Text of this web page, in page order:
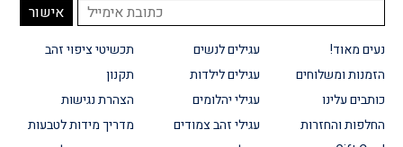
נעים מאוד!
הזמנות ומשלוחים
כותבים עלינו
החלפות והחזרות
עגילים לנשים
עגילים לילדות
עגילי יהלומים
עגילי זהב צמודים
תכשיטי ציפוי זהב
תקנון
הצהרת נגישות
מדריך מידות לטבעות